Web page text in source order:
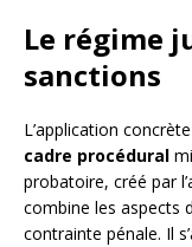
Le régime
sanctions
L’application
cadre procédural
probatoire, créé par
combine les aspects
contrainte pénale. Il